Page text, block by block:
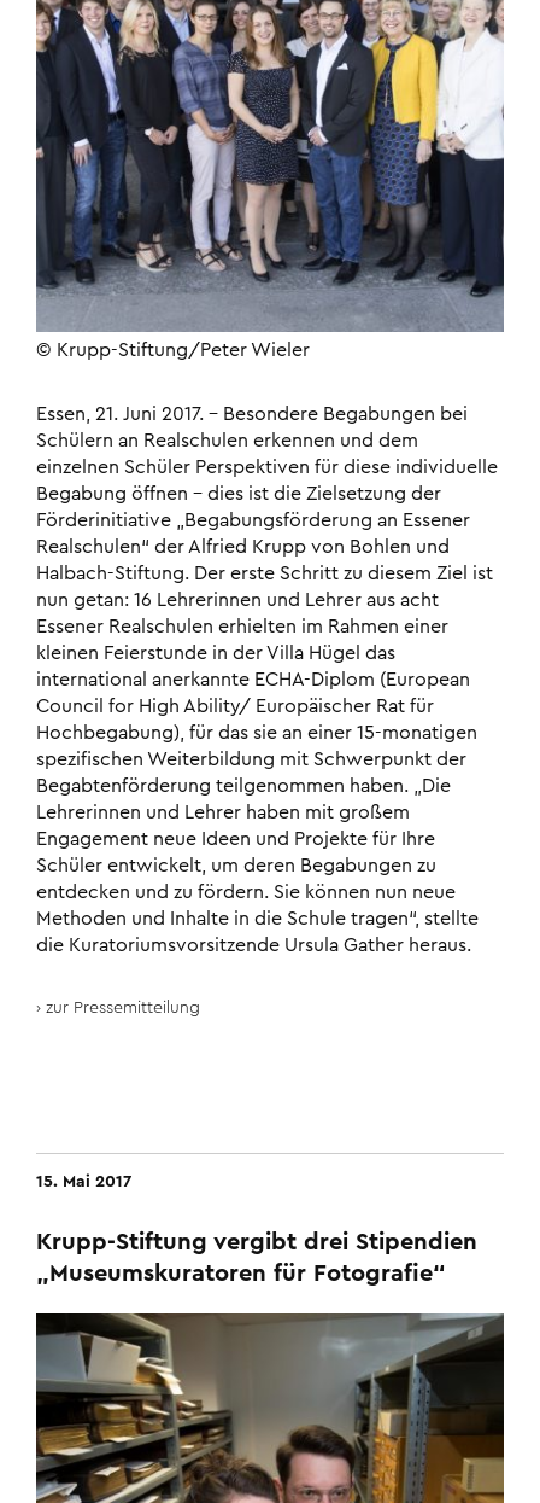
Essen, 21. Juni 2017. – Besondere Begabungen bei
Schülern an Realschulen erkennen und dem
einzelnen Schüler Perspektiven für diese individuelle
Begabung öffnen – dies ist die Zielsetzung der
Förderinitiative „Begabungsförderung an Essener
Realschulen“ der Alfried Krupp von Bohlen und
Halbach-Stiftung. Der erste Schritt zu diesem Ziel ist
nun getan: 16 Lehrerinnen und Lehrer aus acht
Essener Realschulen erhielten im Rahmen einer
kleinen Feierstunde in der Villa Hügel das
international anerkannte ECHA-Diplom (European
Council for High Ability/ Europäischer Rat für
Hochbegabung), für das sie an einer 15-monatigen
spezifischen Weiterbildung mit Schwerpunkt der
Begabtenförderung teilgenommen haben. „Die
Lehrerinnen und Lehrer haben mit großem
Engagement neue Ideen und Projekte für Ihre
Schüler entwickelt, um deren Begabungen zu
entdecken und zu fördern. Sie können nun neue
Methoden und Inhalte in die Schule tragen“, stellte
die Kuratoriumsvorsitzende Ursula Gather heraus.
zur Pressemitteilung
© Krupp-Stiftung/Peter Wieler
15. Mai 2017
Krupp-Stiftung vergibt drei Stipendien
„Museumskuratoren für Fotografie“